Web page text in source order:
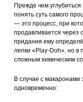
Прежде чем
понять суть самого
— это процесс, при
продавливается через
придания ему
лепки «Play-Doh», но
сложным химическим
В случае с макаронами
одновременно: